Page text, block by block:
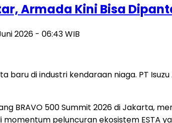
Armada Kini Bisa
2026 - 06:43 WIB
baru di industri kendaraan niaga. PT